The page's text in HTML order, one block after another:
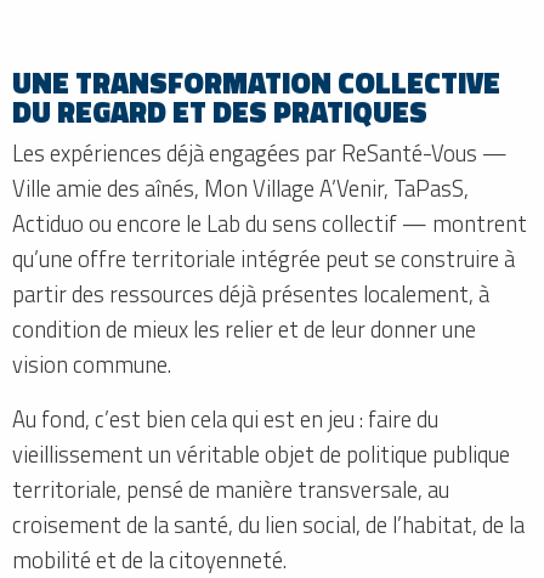
UNE TRANSFORMATION COLLECTIVE
DU REGARD ET DES PRATIQUES
Les expériences déjà engagées par ReSanté-Vous —
Ville amie des aînés, Mon Village A’Venir, TaPasS,
Actiduo ou encore le Lab du sens collectif — montrent
qu’une offre territoriale intégrée peut se construire à
partir des ressources déjà présentes localement, à
condition de mieux les relier et de leur donner une
vision commune.
Au fond, c’est bien cela qui est en jeu : faire du
vieillissement un véritable objet de politique publique
territoriale, pensé de manière transversale, au
croisement de la santé, du lien social, de l’habitat, de la
mobilité et de la citoyenneté.